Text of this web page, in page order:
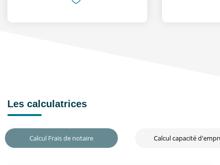
Les calculatrices
Calcul Frais de notaire Calcul capacité